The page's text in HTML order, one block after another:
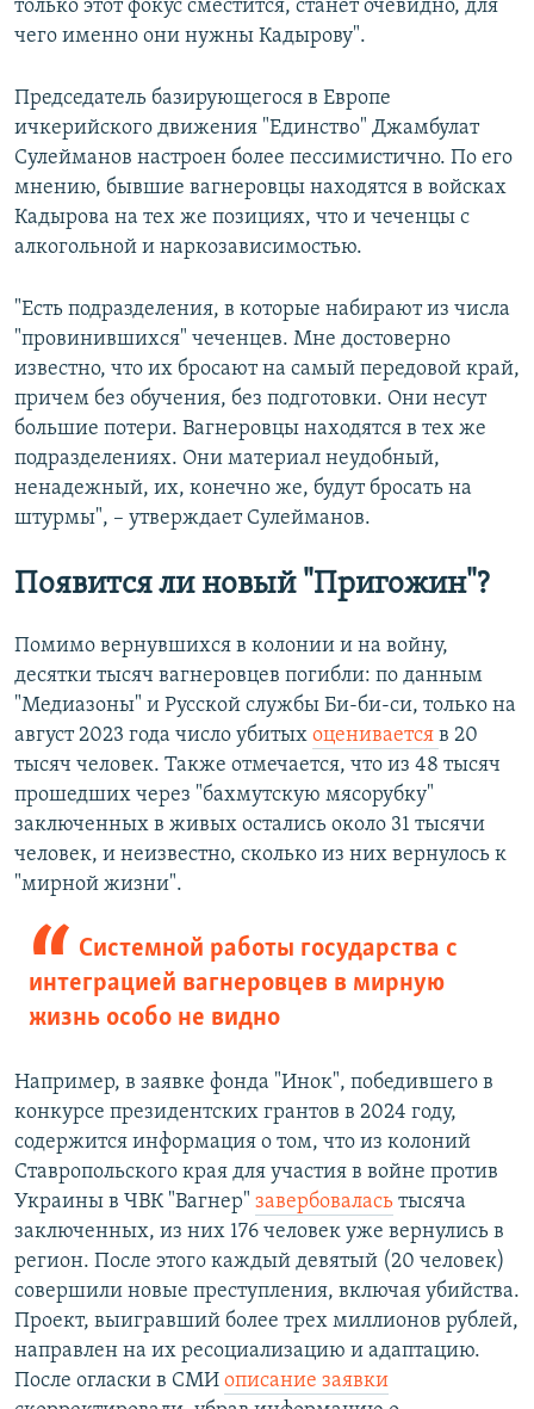
только этот фокус сместится, станет очевидно, для
чего именно они нужны Кадырову".
Председатель базирующегося в Европе
ичкерийского движения "Единство" Джамбулат
Сулейманов настроен более пессимистично. По его
мнению, бывшие вагнеровцы находятся в войсках
Кадырова на тех же позициях, что и чеченцы с
алкогольной и наркозависимостью.
"Есть подразделения, в которые набирают из числа
"провинившихся" чеченцев. Мне достоверно
известно, что их бросают на самый передовой край,
причем без обучения, без подготовки. Они несут
большие потери. Вагнеровцы находятся в тех же
подразделениях. Они материал неудобный,
ненадежный, их, конечно же, будут бросать на
штурмы", – утверждает Сулейманов.
Появится ли новый "Пригожин"?
Помимо вернувшихся в колонии и на войну,
десятки тысяч вагнеровцев погибли: по данным
"Медиазоны" и Русской службы Би-би-си, только на
август 2023 года число убитых оценивается в 20
тысяч человек. Также отмечается, что из 48 тысяч
прошедших через "бахмутскую мясорубку"
заключенных в живых остались около 31 тысячи
человек, и неизвестно, сколько из них вернулось к
"мирной жизни".
Системной работы государства с
интеграцией вагнеровцев в мирную
жизнь особо не видно
Например, в заявке фонда "Инок", победившего в
конкурсе президентских грантов в 2024 году,
содержится информация о том, что из колоний
Ставропольского края для участия в войне против
Украины в ЧВК "Вагнер" завербовалась тысяча
заключенных, из них 176 человек уже вернулись в
регион. После этого каждый девятый (20 человек)
совершили новые преступления, включая убийства.
Проект, выигравший более трех миллионов рублей,
направлен на их ресоциализацию и адаптацию.
После огласки в СМИ описание заявки